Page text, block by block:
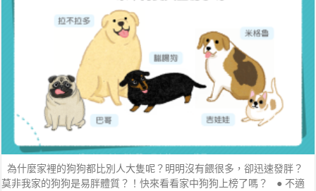
為什麼家裡的狗狗都比別人大隻呢？明明沒有餵很多，卻迅速發胖？
莫非我家的狗狗是易胖體質？！快來看看家中狗狗上榜了嗎？ ● 不適